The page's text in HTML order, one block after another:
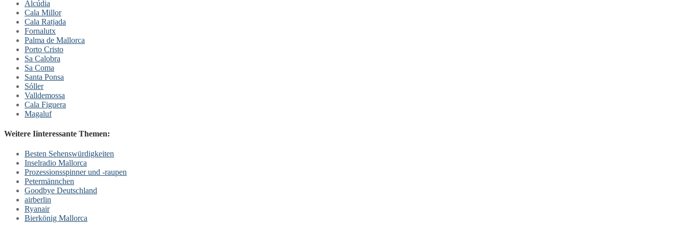
Alcúdia
Cala Millor
Cala Ratjada
Fornalutx
Palma de Mallorca
Porto Cristo
Sa Calobra
Sa Coma
Santa Ponsa
Sóller
Valldemossa
Cala Figuera
Magaluf
Weitere Iinteressante Themen:
Besten Sehenswürdigkeiten
Inselradio Mallorca
Prozessionsspinner und -raupen
Petermännchen
Goodbye Deutschland
airberlin
Ryanair
Bierkönig Mallorca